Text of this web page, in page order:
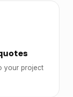
your project